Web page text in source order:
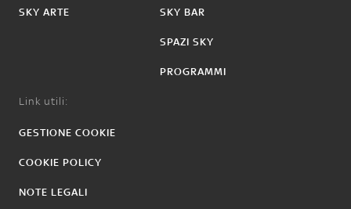
SKY ARTE SKY BAR
SPAZI SKY
PROGRAMMI
Link utili:
GESTIONE COOKIE
COOKIE POLICY
NOTE LEGALI